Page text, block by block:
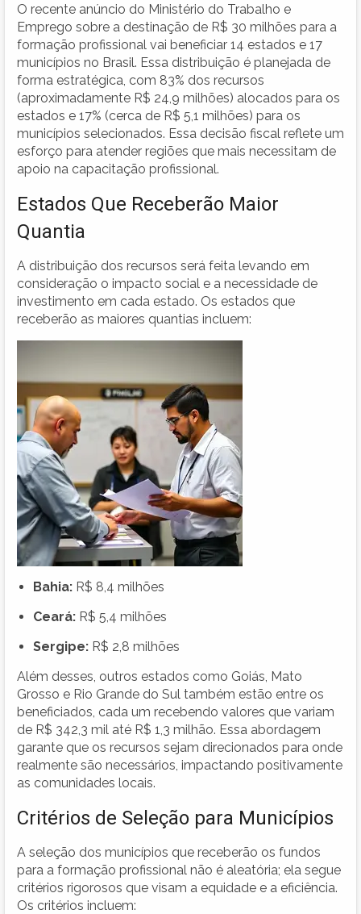
O recente anúncio do Ministério do Trabalho e
Emprego sobre a destinação de R$ 30 milhões para a
formação profissional vai beneficiar 14 estados e 17
municípios no Brasil. Essa distribuição é planejada de
forma estratégica, com 83% dos recursos
(aproximadamente R$ 24,9 milhões) alocados para os
estados e 17% (cerca de R$ 5,1 milhões) para os
municípios selecionados. Essa decisão fiscal reflete um
esforço para atender regiões que mais necessitam de
apoio na capacitação profissional.
Estados Que Receberão Maior
Quantia
A distribuição dos recursos será feita levando em
consideração o impacto social e a necessidade de
investimento em cada estado. Os estados que
receberão as maiores quantias incluem:
Bahia: R$ 8,4 milhões
Ceará: R$ 5,4 milhões
Sergipe: R$ 2,8 milhões
Além desses, outros estados como Goiás, Mato
Grosso e Rio Grande do Sul também estão entre os
beneficiados, cada um recebendo valores que variam
de R$ 342,3 mil até R$ 1,3 milhão. Essa abordagem
garante que os recursos sejam direcionados para onde
realmente são necessários, impactando positivamente
as comunidades locais.
Critérios de Seleção para Municípios
A seleção dos municípios que receberão os fundos
para a formação profissional não é aleatória; ela segue
critérios rigorosos que visam a equidade e a eficiência.
Os critérios incluem: